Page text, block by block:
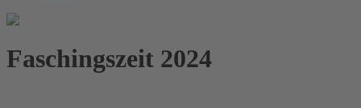
Faschingszeit 2024